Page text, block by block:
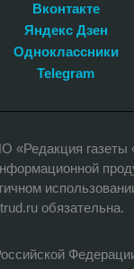
Вконтакте
Яндекс Дзен
Одноклассники
Telegram
«Редакция газеты
обязательна.